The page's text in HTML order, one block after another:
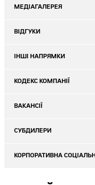
МЕДІАГАЛЕРЕЯ
ВІДГУКИ
ІНШІ НАПРЯМКИ
КОДЕКС КОМПАНІЇ
ВАКАНСІЇ
СУБДИЛЕРИ
КОРПОРАТИВНА